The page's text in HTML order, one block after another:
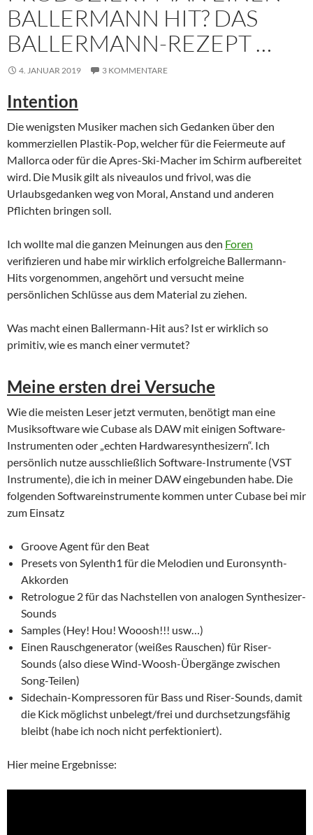
BALLERMANN HIT? DAS
BALLERMANN-REZEPT …
4. JANUAR 2019 3 KOMMENTARE
Intention
Die wenigsten Musiker machen sich Gedanken über den
kommerziellen Plastik-Pop, welcher für die Feiermeute auf
Mallorca oder für die Apres-Ski-Macher im Schirm aufbereitet
wird. Die Musik gilt als niveaulos und frivol, was die
Urlaubsgedanken weg von Moral, Anstand und anderen
Pflichten bringen soll.
Ich wollte mal die ganzen Meinungen aus den Foren
verifizieren und habe mir wirklich erfolgreiche Ballermann-
Hits vorgenommen, angehört und versucht meine
persönlichen Schlüsse aus dem Material zu ziehen.
Was macht einen Ballermann-Hit aus? Ist er wirklich so
primitiv, wie es manch einer vermutet?
Meine ersten drei Versuche
Wie die meisten Leser jetzt vermuten, benötigt man eine
Musiksoftware wie Cubase als DAW mit einigen Software-
Instrumenten oder „echten Hardwaresynthesizern“. Ich
persönlich nutze ausschließlich Software-Instrumente (VST
Instrumente), die ich in meiner DAW eingebunden habe. Die
folgenden Softwareinstrumente kommen unter Cubase bei mir
zum Einsatz
Groove Agent für den Beat
Presets von Sylenth1 für die Melodien und Euronsynth-
Akkorden
Retrologue 2 für das Nachstellen von analogen Synthesizer-
Sounds
Samples (Hey! Hou! Wooosh!!! usw…)
Einen Rauschgenerator (weißes Rauschen) für Riser-
Sounds (also diese Wind-Woosh-Übergänge zwischen
Song-Teilen)
Sidechain-Kompressoren für Bass und Riser-Sounds, damit
die Kick möglichst unbelegt/frei und durchsetzungsfähig
bleibt (habe ich noch nicht perfektioniert).
Hier meine Ergebnisse: